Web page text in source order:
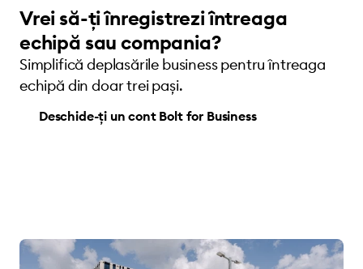
Vrei să-ți înregistrezi întreaga
echipă sau compania?
Simplifică deplasările business pentru întreaga
echipă din doar trei pași.
Deschide-ți un cont Bolt for Business